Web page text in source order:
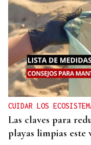
CUIDAR LOS
Las claves para
playas limpias este